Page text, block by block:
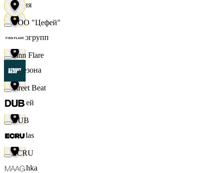
Юлия
Яркогрупп
4 Сезона
7 дней
Adidas
Bershka
ООО "Цефей"
Finn Flare
Street Beat
DUB
ECRU